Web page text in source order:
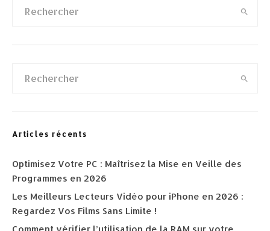
Articles récents
Optimisez Votre PC : Maîtrisez la Mise en Veille des
Programmes en 2026
Les Meilleurs Lecteurs Vidéo pour iPhone en 2026 :
Regardez Vos Films Sans Limite !